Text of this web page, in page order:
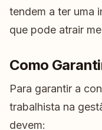
tendem a ter uma
que pode atrair
Como
Para garantir a
trabalhista na
devem: